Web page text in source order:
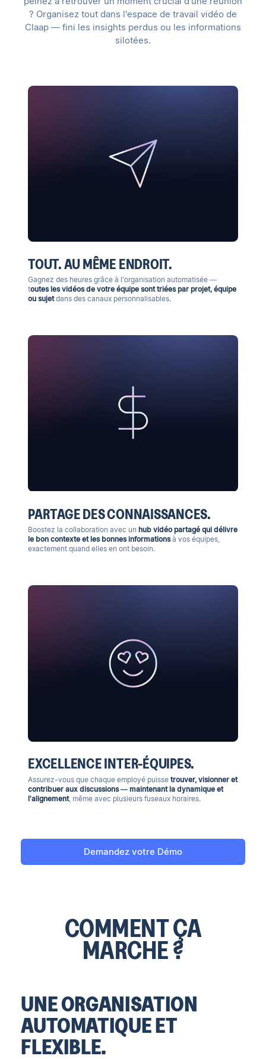
? Organisez tout dans l'espace de travail vidéo de
Claap — fini les insights perdus ou les informations
silotées.
TOUT. AU MÊME ENDROIT.
Gagnez des heures grâce à l'organisation automatisée —
toutes les vidéos de votre équipe sont triées par projet, équipe
ou sujetdans des canaux personnalisables.
PARTAGE DES CONNAISSANCES.
Boostez la collaboration avec un hub vidéo partagé qui délivre
le bon contexte et les bonnes informationsà vos équipes,
exactement quand elles en ont besoin.
EXCELLENCE INTER-ÉQUIPES.
Assurez-vous que chaque employé puissetrouver, visionner et
contribuer aux discussions — maintenant la dynamique et
l'alignement, même avec plusieurs fuseaux horaires.
Demandez votre Démo
COMMENT ÇA
MARCHE ?
UNE ORGANISATION
AUTOMATIQUE ET
FLEXIBLE.